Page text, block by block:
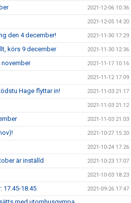
2021-12-06 10:36
2021-12-05 14:20
den 4 december! 2021-11-30 17:29
körs 9 december 2021-11-30 12:36
2021-11-17 10:16
2021-11-12 17:09
Hage flyttar in! 2021-11-03 21:17
2021-11-03 21:12
2021-11-03 21:03
2021-10-27 15:20
2021-10-24 17:26
är inställd 2021-10-23 17:07
2021-10-03 18:23
17.45-18.45 2021-09-26 17:47